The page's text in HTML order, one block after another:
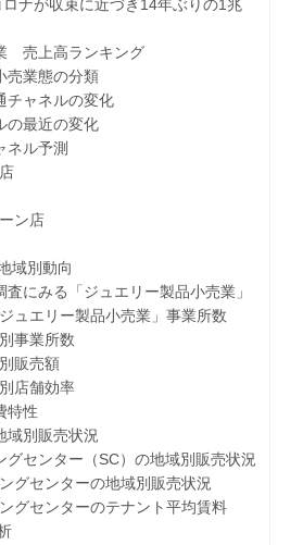
収束に近づき14年ぶりの1兆
売上高ランキング
業態の分類
ャネルの変化
最近の変化
ル予測
店
域別動向
にみる「ジュエリー製品小売業」
リー製品小売業」事業所数
業所数
売額
舗効率
性
別販売状況
センター（SC）の地域別販売状況
ンターの地域別販売状況
ンターのテナント平均賃料